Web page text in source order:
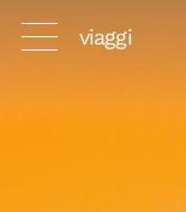
viaggi